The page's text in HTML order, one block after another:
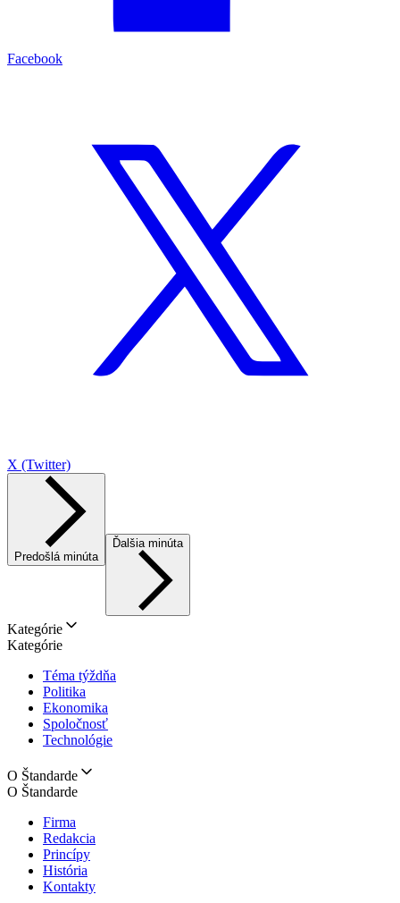
Facebook
X (Twitter)
Predošlá minúta
Ďalšia minúta
Kategórie
Kategórie
Téma týždňa
Politika
Ekonomika
Spoločnosť
Technológie
O Štandarde
O Štandarde
Firma
Redakcia
Princípy
História
Kontakty